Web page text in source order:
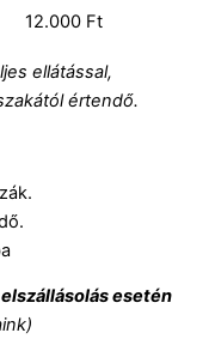
12.000 Ft
ellátással,
értendő.
esetén